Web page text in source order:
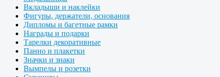
Вкладыши и наклейки
Фигуры, держатели, основания
Дипломы и багетные рамки
Награды и подарки
Тарелки декоративные
Панно и плакетки
Значки и знаки
Вымпелы и розетки